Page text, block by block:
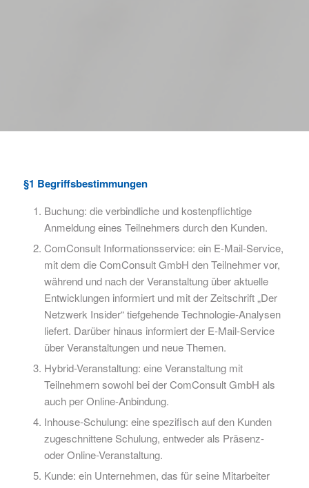
§1 Begriffsbestimmungen
Buchung: die verbindliche und kostenpflichtige
Anmeldung eines Teilnehmers durch den Kunden.
ComConsult Informationsservice: ein E-Mail-Service,
mit dem die ComConsult GmbH den Teilnehmer vor,
während und nach der Veranstaltung über aktuelle
Entwicklungen informiert und mit der Zeitschrift „Der
Netzwerk Insider“ tiefgehende Technologie-Analysen
liefert. Darüber hinaus informiert der E-Mail-Service
über Veranstaltungen und neue Themen.
Hybrid-Veranstaltung: eine Veranstaltung mit
Teilnehmern sowohl bei der ComConsult GmbH als
auch per Online-Anbindung.
Inhouse-Schulung: eine spezifisch auf den Kunden
zugeschnittene Schulung, entweder als Präsenz-
oder Online-Veranstaltung.
Kunde: ein Unternehmen, das für seine Mitarbeiter